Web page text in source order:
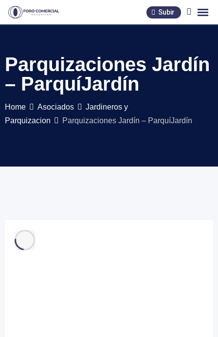
Skip
Subir
Parquizaciones Jardín
– ParquíJardín
Home Asociados
Jardineros y
Parquizacion
Parquizaciones Jardín – ParquíJardín